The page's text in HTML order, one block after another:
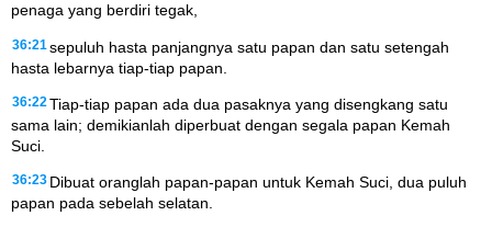
penaga yang berdiri tegak,
36:21 sepuluh hasta panjangnya satu papan dan satu setengah
hasta lebarnya tiap-tiap papan.
36:22 Tiap-tiap papan ada dua pasaknya yang disengkang satu
sama lain; demikianlah diperbuat dengan segala papan Kemah
Suci.
36:23 Dibuat oranglah papan-papan untuk Kemah Suci, dua puluh
papan pada sebelah selatan.